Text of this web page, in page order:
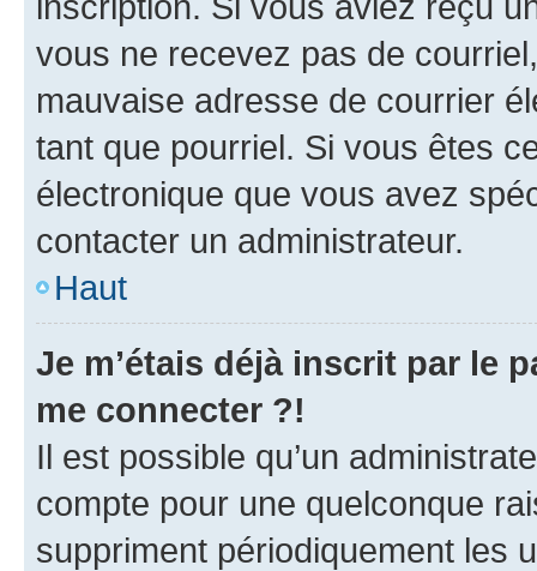
vous ne recevez pas de
mauvaise adresse de courrier
tant que pourriel. Si vous êtes
électronique que vous avez
contacter un administrateur.
Haut
Je m’étais déjà inscrit par le
me connecter ?!
Il est possible qu’un
compte pour une quelconque
suppriment périodiquement les